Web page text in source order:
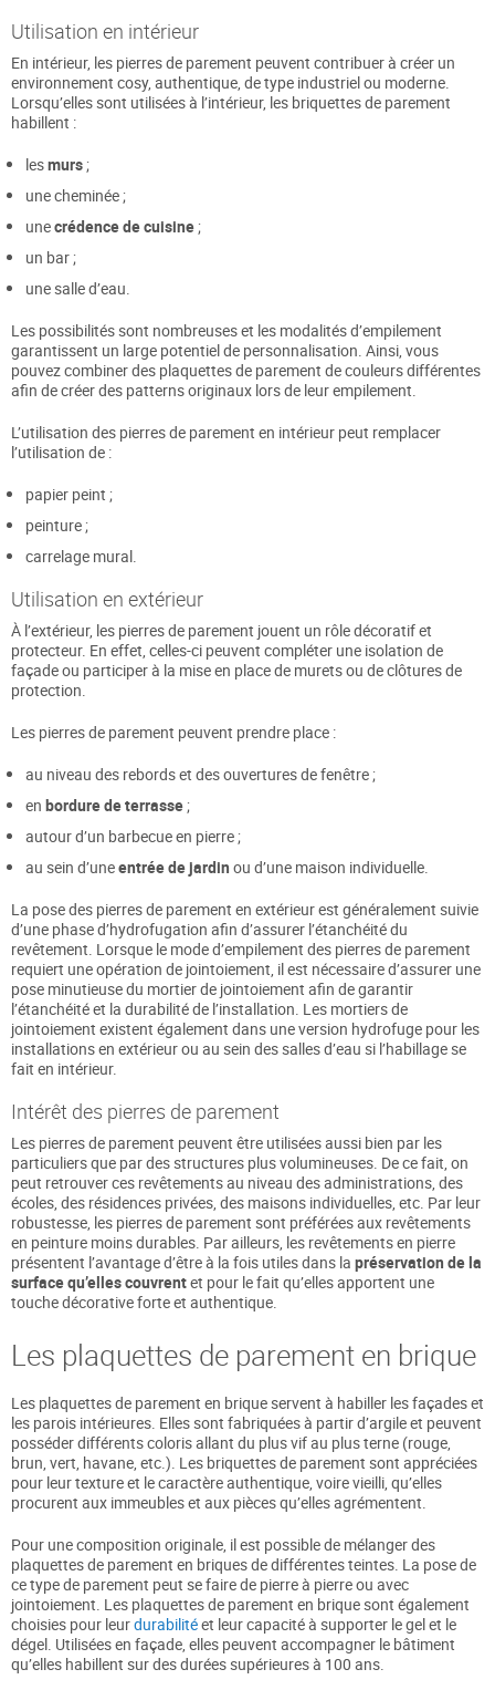
Utilisation en intérieur
En intérieur, les pierres de parement peuvent contribuer à créer un
environnement cosy, authentique, de type industriel ou moderne.
Lorsqu’elles sont utilisées à l’intérieur, les briquettes de parement
habillent :
lesmurs ;
une cheminée ;
unecrédence de cuisine ;
un bar ;
une salle d’eau.
Les possibilités sont nombreuses et les modalités d’empilement
garantissent un large potentiel de personnalisation. Ainsi, vous
pouvez combiner des plaquettes de parement de couleurs différentes
afin de créer des patterns originaux lors de leur empilement.
L’utilisation des pierres de parement en intérieur peut remplacer
l’utilisation de :
papier peint ;
peinture ;
carrelage mural.
Utilisation en extérieur
À l’extérieur, les pierres de parement jouent un rôle décoratif et
protecteur. En effet, celles-ci peuvent compléter une isolation de
façade ou participer à la mise en place de murets ou de clôtures de
protection.
Les pierres de parement peuvent prendre place :
au niveau des rebords et des ouvertures de fenêtre ;
en bordure de terrasse ;
autour d’un barbecue en pierre ;
au sein d’uneentrée de jardin ou d’une maison individuelle.
La pose des pierres de parement en extérieur est généralement suivie
d’une phase d’hydrofugation afin d’assurer l’étanchéité du
revêtement. Lorsque le mode d’empilement des pierres de parement
requiert une opération de jointoiement, il est nécessaire d’assurer une
pose minutieuse du mortier de jointoiement afin de garantir
l’étanchéité et la durabilité de l’installation. Les mortiers de
jointoiement existent également dans une version hydrofuge pour les
installations en extérieur ou au sein des salles d’eau si l’habillage se
fait en intérieur.
Intérêt des pierres de parement
Les pierres de parement peuvent être utilisées aussi bien par les
particuliers que par des structures plus volumineuses. De ce fait, on
peut retrouver ces revêtements au niveau des administrations, des
écoles, des résidences privées, des maisons individuelles, etc. Par leur
robustesse, les pierres de parement sont préférées aux revêtements
en peinture moins durables. Par ailleurs, les revêtements en pierre
présentent l’avantage d’être à la fois utiles dans la préservation de la
surface qu’elles couvrentet pour le fait qu’elles apportent une
touche décorative forte et authentique.
Les plaquettes de parement en brique
Les plaquettes de parement en brique servent à habiller les façades et
les parois intérieures. Elles sont fabriquées à partir d’argile et peuvent
posséder différents coloris allant du plus vif au plus terne (rouge,
brun, vert, havane, etc.). Les briquettes de parement sont appréciées
pour leur texture et le caractère authentique, voire vieilli, qu’elles
procurent aux immeubles et aux pièces qu’elles agrémentent.
Pour une composition originale, il est possible de mélanger des
plaquettes de parement en briques de différentes teintes. La pose de
ce type de parement peut se faire de pierre à pierre ou avec
jointoiement. Les plaquettes de parement en brique sont également
choisies pour leurdurabilitéet leur capacité à supporter le gel et le
dégel. Utilisées en façade, elles peuvent accompagner le bâtiment
qu’elles habillent sur des durées supérieures à 100 ans.